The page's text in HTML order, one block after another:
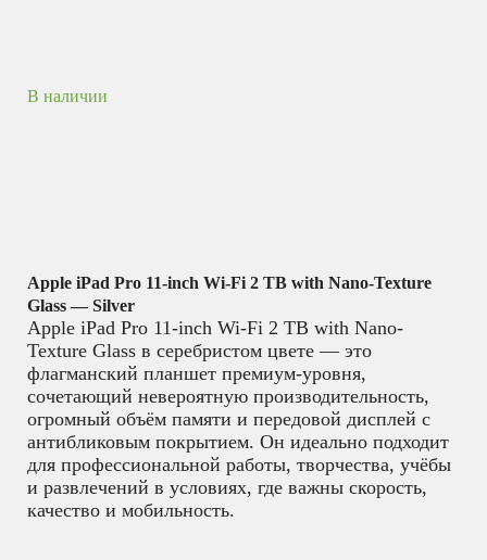
В наличии
Apple iPad Pro 11-inch Wi-Fi 2 TB with Nano-Texture
Glass — Silver
Apple iPad Pro 11-inch Wi-Fi 2 TB with Nano-
Texture Glass в серебристом цвете — это
флагманский планшет премиум-уровня,
сочетающий невероятную производительность,
огромный объём памяти и передовой дисплей с
антибликовым покрытием. Он идеально подходит
для профессиональной работы, творчества, учёбы
и развлечений в условиях, где важны скорость,
качество и мобильность.